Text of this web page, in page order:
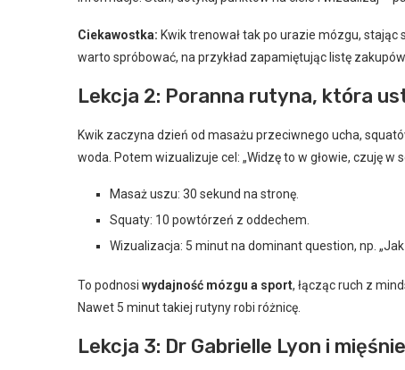
Ciekawostka: Kwik trenował tak po urazie mózgu, stając
warto spróbować, na przykład zapamiętując listę zakupów.
Lekcja 2: Poranna rutyna, która
Kwik zaczyna dzień od masażu przeciwnego ucha,
woda. Potem wizualizuje cel: „Widzę to w głowie, czuję w
Masaż uszu: 30 sekund na stronę.
Squaty: 10 powtórzeń z oddechem.
Wizualizacja: 5 minut na dominant question, np. „Jak
To podnosi wydajność mózgu a sport, łącząc ruch z
Nawet 5 minut takiej rutyny robi różnicę.
Lekcja 3: Dr Gabrielle Lyon i